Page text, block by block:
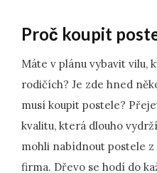
Proč koupit
Máte v plánu vybavit vilu,
rodičích? Je zde hned
musí koupit postele?
kvalitu, která dlouho
mohli nabídnout postele z
firma. Dřevo se hodí do